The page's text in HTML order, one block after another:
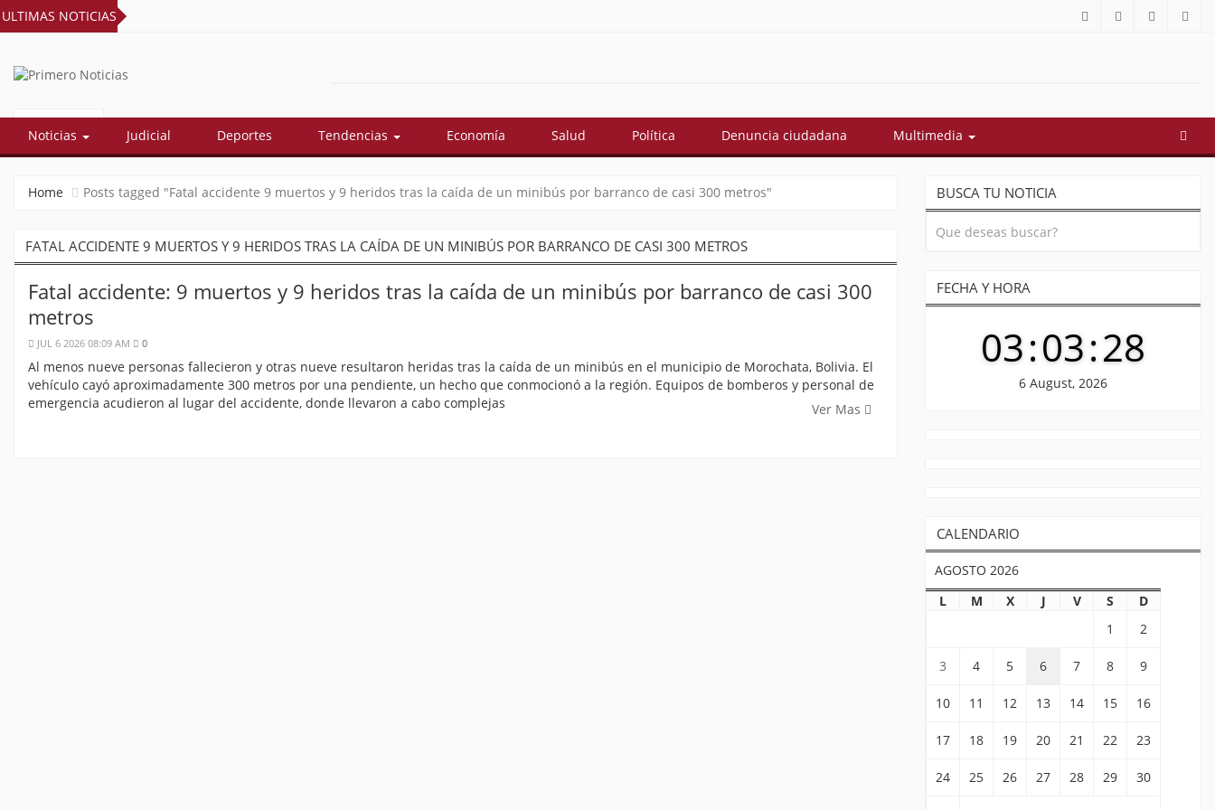
ULTIMAS NOTICIAS
NOTICIAS
Noticias Judicial Deportes Tendencias Economía Salud Política Denuncia ciudadana Multimedia
Home Posts tagged "Fatal accidente 9 muertos y 9 heridos tras la caída de un minibús por barranco de casi 300 metros"
FATAL ACCIDENTE 9 MUERTOS Y 9 HERIDOS TRAS LA CAÍDA DE UN MINIBÚS POR BARRANCO DE CASI 300 METROS
Fatal accidente: 9 muertos y 9 heridos tras la caída de un minibús por barranco de casi 300
metros
JUL 6 2026 08:09 AM 0
Al menos nueve personas fallecieron y otras nueve resultaron heridas tras la caída de un minibús en el municipio de Morochata, Bolivia. El
vehículo cayó aproximadamente 300 metros por una pendiente, un hecho que conmocionó a la región. Equipos de bomberos y personal de
emergencia acudieron al lugar del accidente, donde llevaron a cabo complejas
Ver Mas
BUSCA TU NOTICIA
FECHA Y HORA
03:03:28
6 August, 2026
CALENDARIO
AGOSTO 2026
L
M X J V S
D
1
2
3 4 5 6 7 8 9
10 11 12 13 14 15 16
17 18 19 20 21 22 23
24 25 26 27 28 29 30